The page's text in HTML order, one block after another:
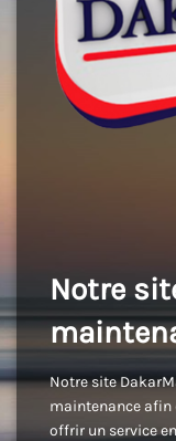
Notre
Notre site
maintenance afin
offrir un service